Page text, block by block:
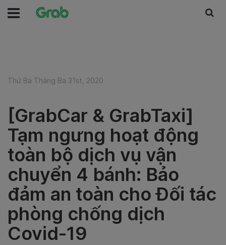
Thứ Ba Tháng Ba 31st, 2020
[GrabCar & GrabTaxi]
Tạm ngưng hoạt động
toàn bộ dịch vụ vận
chuyển 4 bánh: Bảo
đảm an toàn cho Đối tác
phòng chống dịch
Covid-19